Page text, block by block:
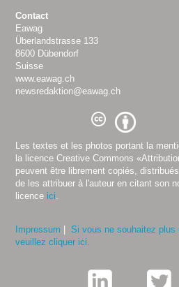
Contact
Eawag
Überlandstrasse 133
8600 Dübendorf
Suisse
www.eawag.ch
newsredaktion@eawag.ch
Les textes et les photos portant la
la licence Creative Commons
peuvent être librement copiés,
de les attribuer à l'auteur en citant son
licence ici
Impressum
Si vous ne souhaitez plus
veuillez cliquer ici.